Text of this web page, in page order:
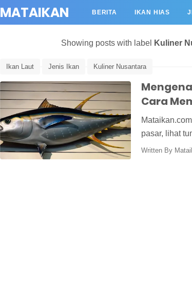
MATAIKAN BERITA IKAN HIAS
Showing posts with label Kuliner
Ikan Laut Jenis Ikan Kuliner Nusantara
Cara
pasar, lihat
Written By